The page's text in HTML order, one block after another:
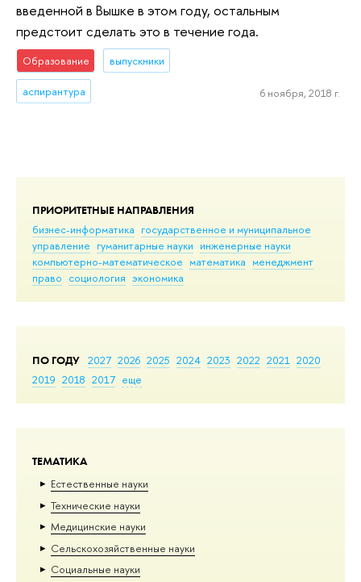
ПРИОРИТЕТНЫЕ НАПРАВЛЕНИЯ
бизнес-информатика государственное и муниципальное
управление гуманитарные науки инженерные науки
компьютерно-математическое математика менеджмент
право социология экономика
ПО ГОДУ 2027 2026 2025 2024 2023 2022 2021 2020
2019 2018 2017 еще
ТЕМАТИКА
Естественные науки
Тех­ничес­кие науки
Медицинские науки
Сельскохозяйственные науки
Социальные науки
введенной в Вышке в этом году, остальным
предстоит сделать это в течение года.
Образование выпускники
аспирантура 6 ноября, 2018 г.